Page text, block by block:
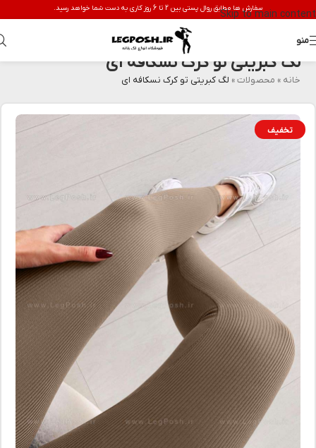
Skip to main contentسفارش ها مطابق روال پستی بین 2 تا 6 روز کاری به دست شما خواهد رسید.
منو
لگ کبریتی تو کرک نسکافه ای
خانه » محصولات» لگ کبریتی تو کرک نسکافه ای
تخفیف